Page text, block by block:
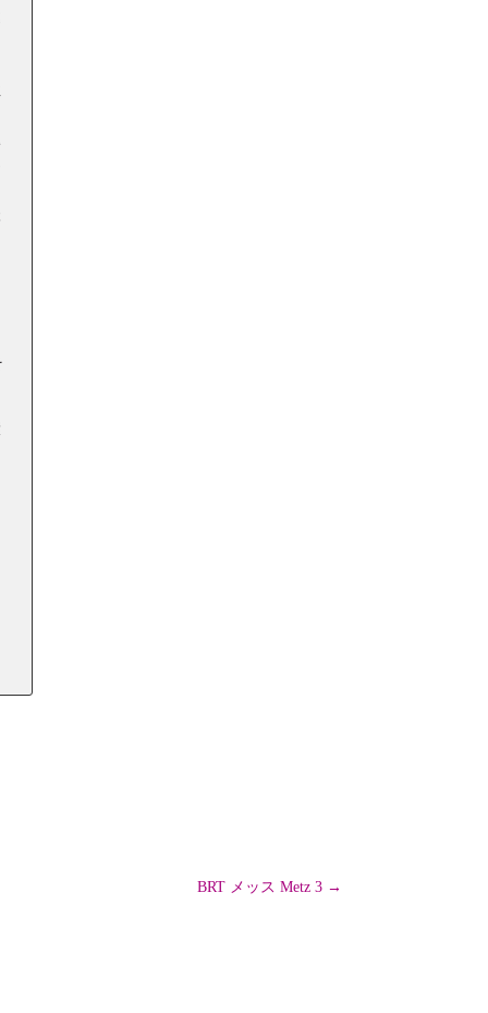
BRT メッス Metz 3→